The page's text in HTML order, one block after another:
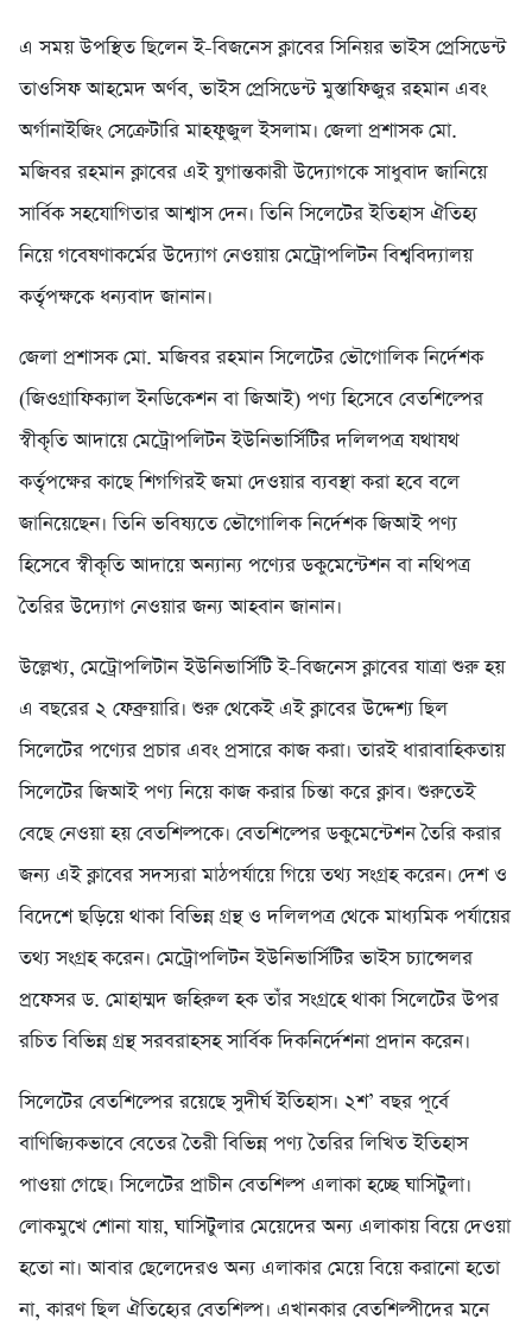
এ সময় উপস্থিত ছিলেন ই-বিজনেস ক্লাবের সিনিয়র ভাইস প্রেসিডেন্ট
তাওসিফ আহমেদ অর্ণব, ভাইস প্রেসিডেন্ট মুস্তাফিজুর রহমান এবং
অর্গানাইজিং সেক্রেটারি মাহফুজুল ইসলাম। জেলা প্রশাসক মো.
মজিবর রহমান ক্লাবের এই যুগান্তকারী উদ্যোগকে সাধুবাদ জানিয়ে
সার্বিক সহযোগিতার আশ্বাস দেন। তিনি সিলেটের ইতিহাস ঐতিহ্য
নিয়ে গবেষণাকর্মের উদ্যোগ নেওয়ায় মেট্রোপলিটন বিশ্ববিদ্যালয়
কর্তৃপক্ষকে ধন্যবাদ জানান।
জেলা প্রশাসক মো. মজিবর রহমান সিলেটের ভৌগোলিক নির্দেশক
(জিওগ্রাফিক্যাল ইনডিকেশন বা জিআই) পণ্য হিসেবে বেতশিল্পের
স্বীকৃতি আদায়ে মেট্রোপলিটন ইউনিভার্সিটির দলিলপত্র যথাযথ
কর্তৃপক্ষের কাছে শিগগিরই জমা দেওয়ার ব্যবস্থা করা হবে বলে
জানিয়েছেন। তিনি ভবিষ্যতে ভৌগোলিক নির্দেশক জিআই পণ্য
হিসেবে স্বীকৃতি আদায়ে অন্যান্য পণ্যের ডকুমেন্টেশন বা নথিপত্র
তৈরির উদ্যোগ নেওয়ার জন্য আহবান জানান।
উল্লেখ্য, মেট্রোপলিটান ইউনিভার্সিটি ই-বিজনেস ক্লাবের যাত্রা শুরু হয়
এ বছরের ২ ফেব্রুয়ারি। শুরু থেকেই এই ক্লাবের উদ্দেশ্য ছিল
সিলেটের পণ্যের প্রচার এবং প্রসারে কাজ করা। তারই ধারাবাহিকতায়
সিলেটের জিআই পণ্য নিয়ে কাজ করার চিন্তা করে ক্লাব। শুরুতেই
বেছে নেওয়া হয় বেতশিল্পকে। বেতশিল্পের ডকুমেন্টেশন তৈরি করার
জন্য এই ক্লাবের সদস্যরা মাঠপর্যায়ে গিয়ে তথ্য সংগ্রহ করেন। দেশ ও
বিদেশে ছড়িয়ে থাকা বিভিন্ন গ্রন্থ ও দলিলপত্র থেকে মাধ্যমিক পর্যায়ের
তথ্য সংগ্রহ করেন। মেট্রোপলিটন ইউনিভার্সিটির ভাইস চ্যান্সেলর
প্রফেসর ড. মোহাম্মদ জহিরুল হক তাঁর সংগ্রহে থাকা সিলেটের উপর
রচিত বিভিন্ন গ্রন্থ সরবরাহসহ সার্বিক দিকনির্দেশনা প্রদান করেন।
সিলেটের বেতশিল্পের রয়েছে সুদীর্ঘ ইতিহাস। ২শ’ বছর পূর্বে
বাণিজ্যিকভাবে বেতের তৈরী বিভিন্ন পণ্য তৈরির লিখিত ইতিহাস
পাওয়া গেছে। সিলেটের প্রাচীন বেতশিল্প এলাকা হচ্ছে ঘাসিটুলা।
লোকমুখে শোনা যায়, ঘাসিটুলার মেয়েদের অন্য এলাকায় বিয়ে দেওয়া
হতো না। আবার ছেলেদেরও অন্য এলাকার মেয়ে বিয়ে করানো হতো
না, কারণ ছিল ঐতিহ্যের বেতশিল্প। এখানকার বেতশিল্পীদের মনে